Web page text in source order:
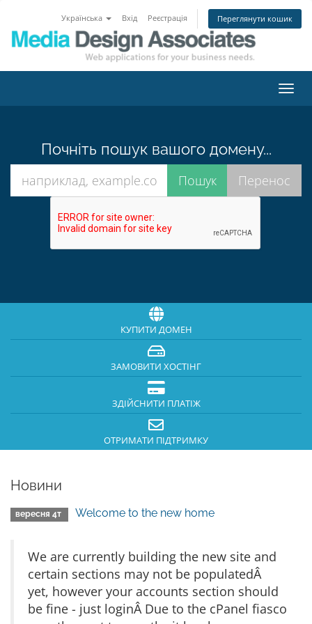
Українська Вхід Реєстрація Переглянути кошик
Почніть пошук вашого домену...
КУПИТИ ДОМЕН
ЗАМОВИТИ ХОСТІНГ
ЗДІЙСНИТИ ПЛАТІЖ
ОТРИМАТИ ПІДТРИМКУ
Новини
вересня 4т Welcome to the new home
We are currently building the new site and
certain sections may not be populatedÂ
yet, however your accounts section should
be fine - just loginÂ Due to the cPanel fiasco